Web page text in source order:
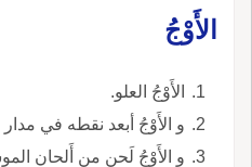
الأَوْجُ
الأَوْجُ العلو.
و الأَوْجُ أبعد نقطه في مدار القمر عن الأرض.
و الأَوْجُ لَحن من أَلحان الموسيقى.